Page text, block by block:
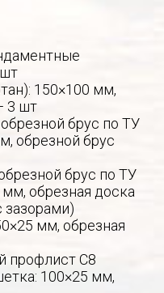
150×100 мм,
3 шт
брус по ТУ
обрезной брус
брус по ТУ
обрезная доска
зазорами)
мм, обрезная
профлист С8
100×25 мм,